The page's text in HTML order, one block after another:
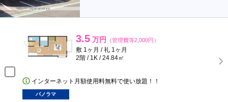
3.5 万円 （管理費等2,000円）
敷 1ヶ月 / 礼 1ヶ月
2階 / 1K / 24.84㎡
インターネット月額使用料無料で使い放題！！
パノラマ